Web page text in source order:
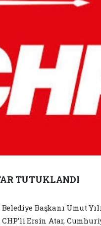
TUTUKLANDI
Başkanı Umut
Ersin Atar,